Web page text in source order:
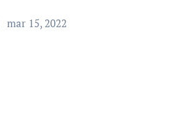
mar 15, 2022